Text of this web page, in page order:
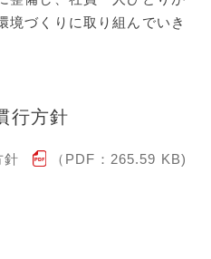
境づくりに取り組んでいき
行方針
針 （PDF：265.59 KB)